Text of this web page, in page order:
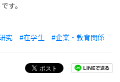
す。
究 #在学生 #企業・教育関係